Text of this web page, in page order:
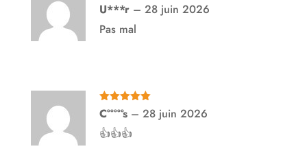
Note3
sur 5
U***r – 28 juin 2026
Pas mal
Note5
sur
5
C°°°°°s – 28 juin 2026
👍👍👍